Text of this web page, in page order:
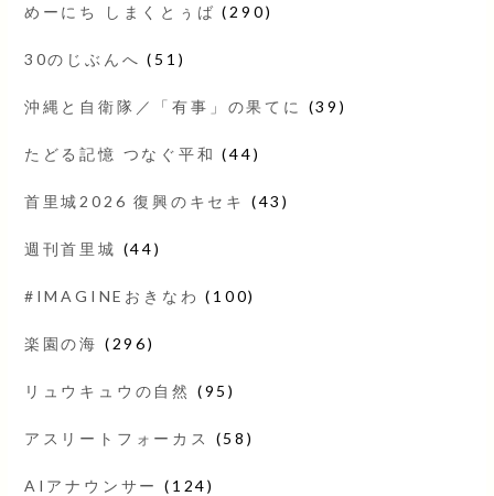
めーにち しまくとぅば (290)
30のじぶんへ (51)
沖縄と自衛隊／「有事」の果てに (39)
たどる記憶 つなぐ平和 (44)
首里城2026 復興のキセキ (43)
週刊首里城 (44)
#IMAGINEおきなわ (100)
楽園の海 (296)
リュウキュウの自然 (95)
アスリートフォーカス (58)
AIアナウンサー (124)